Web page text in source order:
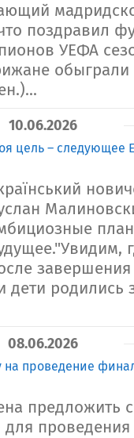
поздравил
УЕФА
10.06.2026
цель – следующее
дети родились
08.06.2026
на проведение
предложить
для